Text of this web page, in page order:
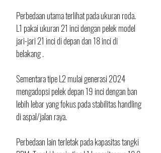
Perbedaan utama terlihat pada ukuran roda.
L1 pakai ukuran 21 inci dengan pelek model
jari-jari 21 inci di depan dan 18 inci di
belakang .
Sementara tipe L2 mulai generasi 2024
mengadopsi pelek depan 19 inci dengan ban
lebih lebar yang fokus pada stabilitas handling
di aspal/jalan raya.
Perbedaan lain terletak pada kapasitas tangki